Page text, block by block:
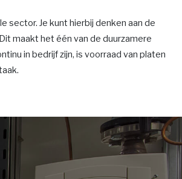
sector. Je kunt hierbij denken aan de
maakt het één van de duurzamere
in bedrijf zijn, is voorraad van platen